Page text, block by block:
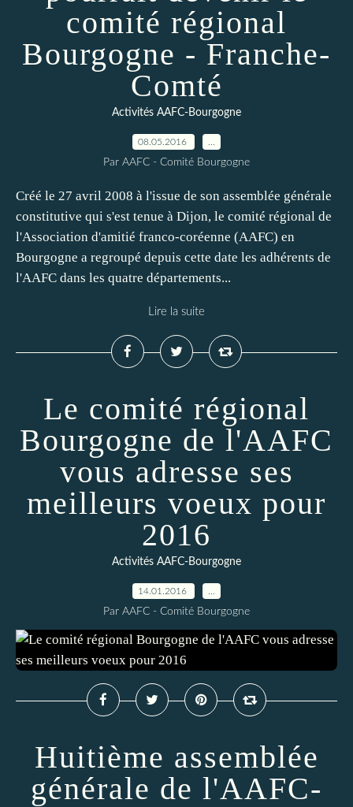
comité régional
Bourgogne - Franche-
Comté
Activités AAFC-Bourgogne
08.05.2016
Par AAFC - Comité Bourgogne
Créé le 27 avril 2008 à l'issue de son assemblée générale
constitutive qui s'est tenue à Dijon, le comité régional de
l'Association d'amitié franco-coréenne (AAFC) en
Bourgogne a regroupé depuis cette date les adhérents de
l'AAFC dans les quatre départements...
Lire la suite
Le comité régional
Bourgogne de l'AAFC
vous adresse ses
meilleurs voeux pour
2016
Activités AAFC-Bourgogne
14.01.2016
Par AAFC - Comité Bourgogne
Huitième assemblée
générale de l'AAFC-